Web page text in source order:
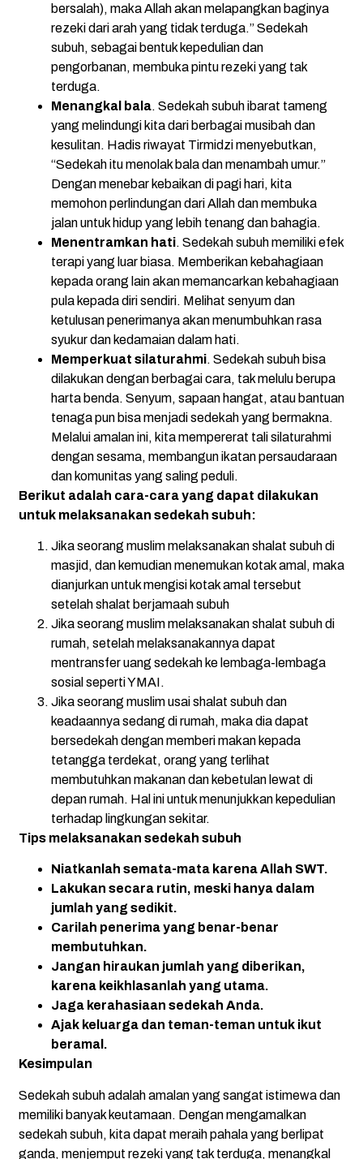
bersalah), maka Allah akan melapangkan baginya
rezeki dari arah yang tidak terduga.” Sedekah
subuh, sebagai bentuk kepedulian dan
pengorbanan, membuka pintu rezeki yang tak
terduga.
Menangkal bala. Sedekah subuh ibarat tameng
yang melindungi kita dari berbagai musibah dan
kesulitan. Hadis riwayat Tirmidzi menyebutkan,
“Sedekah itu menolak bala dan menambah umur.”
Dengan menebar kebaikan di pagi hari, kita
memohon perlindungan dari Allah dan membuka
jalan untuk hidup yang lebih tenang dan bahagia.
Menentramkan hati. Sedekah subuh memiliki efek
terapi yang luar biasa. Memberikan kebahagiaan
kepada orang lain akan memancarkan kebahagiaan
pula kepada diri sendiri. Melihat senyum dan
ketulusan penerimanya akan menumbuhkan rasa
syukur dan kedamaian dalam hati.
Memperkuat silaturahmi. Sedekah subuh bisa
dilakukan dengan berbagai cara, tak melulu berupa
harta benda. Senyum, sapaan hangat, atau bantuan
tenaga pun bisa menjadi sedekah yang bermakna.
Melalui amalan ini, kita mempererat tali silaturahmi
dengan sesama, membangun ikatan persaudaraan
dan komunitas yang saling peduli.
Berikut adalah cara-cara yang dapat dilakukan
untuk melaksanakan sedekah subuh:
Jika seorang muslim melaksanakan shalat subuh di
masjid, dan kemudian menemukan kotak amal, maka
dianjurkan untuk mengisi kotak amal tersebut
setelah shalat berjamaah subuh
Jika seorang muslim melaksanakan shalat subuh di
rumah, setelah melaksanakannya dapat
mentransfer uang sedekah ke lembaga-lembaga
sosial seperti YMAI.
Jika seorang muslim usai shalat subuh dan
keadaannya sedang di rumah, maka dia dapat
bersedekah dengan memberi makan kepada
tetangga terdekat, orang yang terlihat
membutuhkan makanan dan kebetulan lewat di
depan rumah. Hal ini untuk menunjukkan kepedulian
terhadap lingkungan sekitar.
Tips melaksanakan sedekah subuh
Niatkanlah semata-mata karena Allah SWT.
Lakukan secara rutin, meski hanya dalam
jumlah yang sedikit.
Carilah penerima yang benar-benar
membutuhkan.
Jangan hiraukan jumlah yang diberikan,
karena keikhlasanlah yang utama.
Jaga kerahasiaan sedekah Anda.
Ajak keluarga dan teman-teman untuk ikut
beramal.
Kesimpulan
Sedekah subuh adalah amalan yang sangat istimewa dan
memiliki banyak keutamaan. Dengan mengamalkan
sedekah subuh, kita dapat meraih pahala yang berlipat
ganda, menjemput rezeki yang tak terduga, menangkal